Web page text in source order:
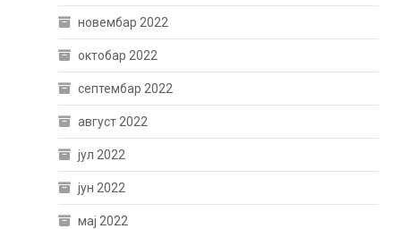
новембар 2022
октобар 2022
септембар 2022
август 2022
јул 2022
јун 2022
мај 2022